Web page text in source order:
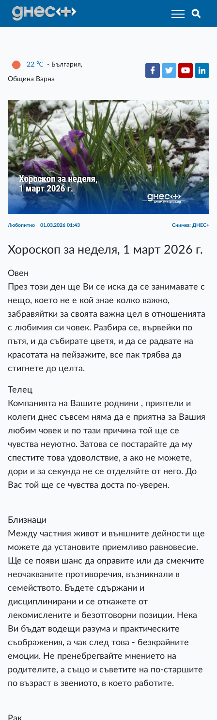
22 ℃ - България,
Община Варна
Любопитно 01.03.2026 01:43 Снимка: ДНЕС+
Хороскоп за неделя, 1 март 2026 г.
Овен
През този ден ще Ви се иска да се занимавате с
нещо, което не е кой знае колко важно,
забравяйтки за своята важна цел в отношенията
с любимия си човек. Разбира се, вървейки по
пътя, и да събирате цветя, и да се радвате на
красотата на пейзажите, все пак трябва да
стигнете до целта.
Телец
Компанията на Вашите роднини , приятели и
колеги днес съвсем няма да е приятна за Вашия
любим човек и по тази причина той ще се
чувства неуютно. Затова се постарайте да му
спестите това удоволствие, а ако не можете,
дори и за секунда не се отделяйте от него. До
Вас той ще се чувства доста по-уверен.
Близнаци
Между частния живот и външните дейности ще
можете да установите приемливо равновесие.
Ще се появи шанс да оправите или да смекчите
неочакваните противоречия, възникнали в
семейството. Бъдете сдържани и
дисциплинирани и се откажете от
лекомислените и безотговорни позиции. Нека
Ви бъдат водещи разума и практическите
съображения, а чак след това - безкрайните
емоции. Не пренебрегвайте мнението на
родителите, а също и съветите на по-старшите
по възраст в звениото, в което работите.
Рак